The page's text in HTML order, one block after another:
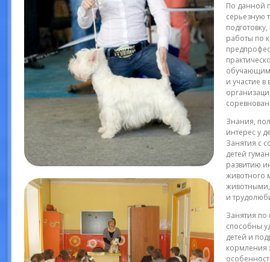
По данной
серьезную
работы по
и участие
Знания,
интерес у
Занятия с
детей
развитию
животного
животными,
и
Занятия
способны
детей и
кормления